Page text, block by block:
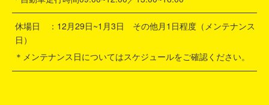
休場日 ：12月29日~1月3日 その他月1日程度（メンテナンス
日）
＊メンテナンス日についてはスケジュールをご確認ください。